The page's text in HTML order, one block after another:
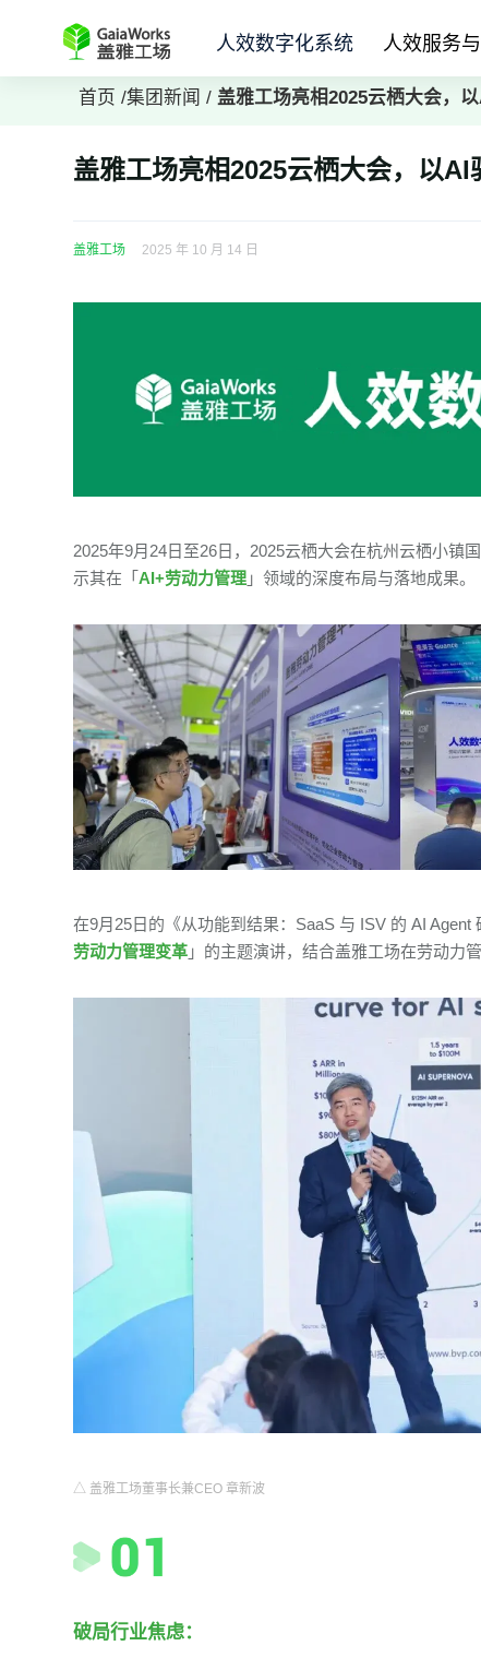
人效数字化系统 人效服务
首页 /集团新闻 / 盖雅工场亮相2025云栖大会，
盖雅工场亮相2025云栖大会，以
盖雅工场 2025 年 10 月 14 日
2025年9月24日至26日，2025云栖大会在杭州云栖小镇
示其在「 AI+劳动力管理 」领域的深度布局与落地成果。
在9月25日的《从功能到结果：SaaS 与 ISV 的 AI
劳动力管理变革 」的主题演讲，结合盖雅工场在劳动力
△ 盖雅工场董事长兼CEO 章新波
破局行业焦虑：